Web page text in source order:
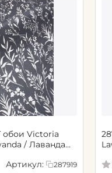
обои Victoria
/ Лаванда
Артикул: 287919